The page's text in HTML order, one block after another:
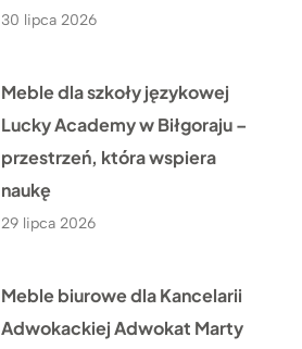
30 lipca 2026
Meble dla szkoły językowej
Lucky Academy w Biłgoraju –
przestrzeń, która wspiera
naukę
29 lipca 2026
Meble biurowe dla Kancelarii
Adwokackiej Adwokat Marty